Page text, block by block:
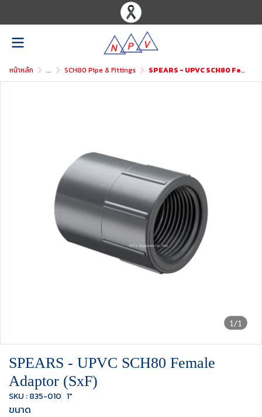
หน้าหลัก ... SCH80 Pipe & Fittings SPEARS - UPVC SCH80 Female Adaptor (SxF)
1/1
SPEARS - UPVC SCH80 Female
Adaptor (SxF)
SKU : 835-010 1"
ขนาด